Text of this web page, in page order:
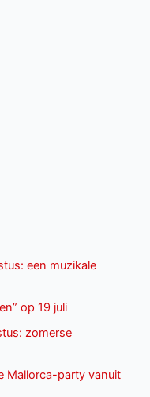
een muzikale
op 19 juli
zomerse
Mallorca-party vanuit